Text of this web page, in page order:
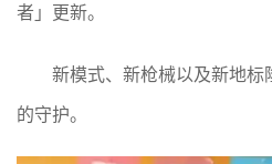
者」更新。
新模式、新枪械以及新地标
的守护。